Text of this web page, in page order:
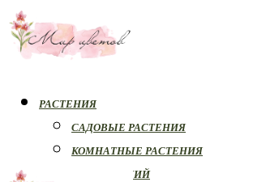
РАСТЕНИЯ
САДОВЫЕ РАСТЕНИЯ
КОМНАТНЫЕ РАСТЕНИЯ
БОЛЕЗНИ РАСТЕНИЙ